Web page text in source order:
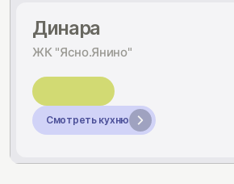
Динара
ЖК "Ясно.Янино"
Смотреть кухню